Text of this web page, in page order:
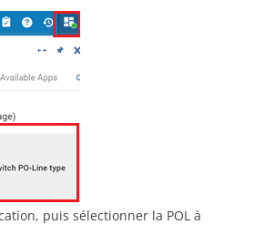
puis sélectionner la POL à